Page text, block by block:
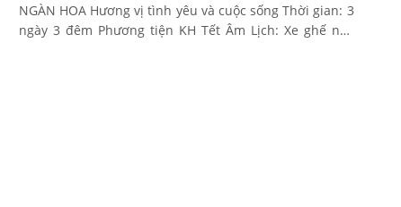
NGÀN HOA Hương vị tình yêu và cuộc sống Thời gian: 3
ngày 3 đêm Phương tiện KH Tết Âm Lịch: Xe ghế ngã